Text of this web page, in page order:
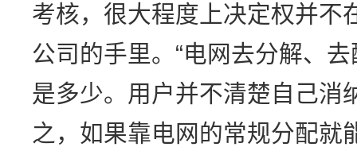
考核，很大程度上决定权并不
公司的手里。“电网去分解、
是多少。用户并不清楚自己消
之，如果靠电网的常规分配就